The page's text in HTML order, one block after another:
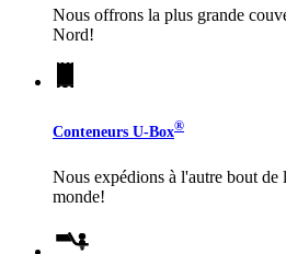
Nous offrons la plus grande
Nord!
Conteneurs U-Box®
Nous expédions à l'autre bout
monde!